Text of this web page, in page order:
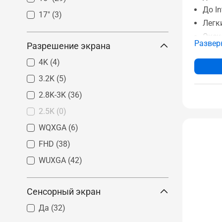
17" (3)
Разрешение экрана
4K (4)
3.2K (5)
2.8K-3K (36)
2.5K (0)
WQXGA (6)
FHD (38)
WUXGA (42)
Сенсорный экран
Да (32)
До